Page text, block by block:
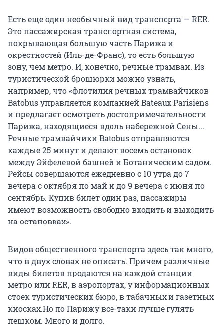
Есть еще один необычный вид транспорта — RER.
Это пассажирская транспортная система,
покрывающая большую часть Парижа и
окрестностей (Иль-де-Франс), то есть большую
зону, чем метро. И, конечно, речные трамваи. Из
туристической брошюрки можно узнать,
например, что «флотилия речных трамвайчиков
Batobus управляется компаниейBateaux Parisiens
и предлагает осмотреть достопримечательности
Парижа, находящиеся вдоль набережной Сены...
Речные трамвайчики Batobus отправляются
каждые 25 минут и делают восемь остановок
между Эйфелевой башней и Ботаническим садом.
Рейсы совершаются ежедневно с 10 утра до 7
вечера с октября по май и до 9 вечера с июня по
сентябрь. Купив билет один раз, пассажиры
имеют возможность свободно входить и выходить
на остановках».
Видов общественного транспорта здесь так много,
что в двух словах не описать. Причем различные
виды билетов продаются на каждой станции
метро или RER, в аэропортах, у информационных
стоек туристических бюро, в табачных и газетных
киосках.Но по Парижу все-таки лучше гулять
пешком. Много и долго.